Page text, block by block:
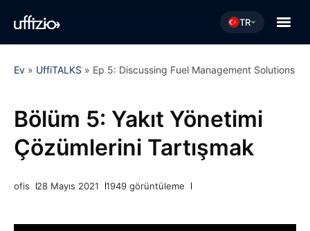
TR
Ev » UffiTALKS » Ep 5: Discussing Fuel Management Solutions
Bölüm 5: Yakıt Yönetimi
Çözümlerini Tartışmak
ofis 28 Mayıs 2021 1949 görüntüleme